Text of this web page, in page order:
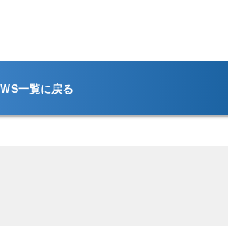
一覧に戻る